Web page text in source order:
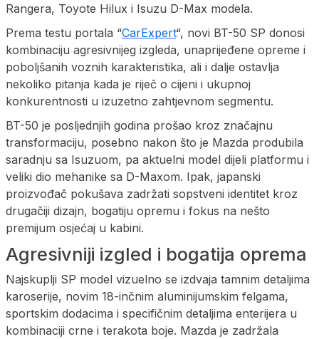
Rangera, Toyote Hilux i Isuzu D-Max modela.
Prema testu portala “CarExpert“, novi BT-50 SP donosi
kombinaciju agresivnijeg izgleda, unaprijeđene opreme i
poboljšanih voznih karakteristika, ali i dalje ostavlja
nekoliko pitanja kada je riječ o cijeni i ukupnoj
konkurentnosti u izuzetno zahtjevnom segmentu.
BT-50 je posljednjih godina prošao kroz značajnu
transformaciju, posebno nakon što je Mazda produbila
saradnju sa Isuzuom, pa aktuelni model dijeli platformu i
veliki dio mehanike sa D-Maxom. Ipak, japanski
proizvođač pokušava zadržati sopstveni identitet kroz
drugačiji dizajn, bogatiju opremu i fokus na nešto
premijum osjećaj u kabini.
Agresivniji izgled i bogatija oprema
Najskuplji SP model vizuelno se izdvaja tamnim detaljima
karoserije, novim 18-inčnim aluminijumskim felgama,
sportskim dodacima i specifičnim detaljima enterijera u
kombinaciji crne i terakota boje. Mazda je zadržala